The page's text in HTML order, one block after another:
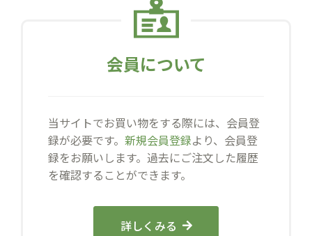
会員について
当サイトでお買い物をする際には、会員登
録が必要です。 新規会員登録より、会員登
録をお願いします。過去にご注文した履歴
を確認することができます。
詳しくみる